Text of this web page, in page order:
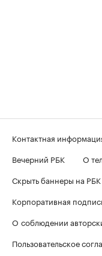
Контактная
Вечерний РБК
О
Скрыть баннеры на РБК
Корпоративная
О соблюдении
Пользовательское